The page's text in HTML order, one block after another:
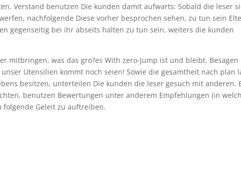
Verstand benutzen Die kunden damit aufwarts: Sobald die leser
nachfolgende Diese vorher besprochen sehen, zu tun sein
gegenseitig bei ihr abseits halten zu tun sein, weiters die kunden
mitbringen, was das gro?es With zero-Jump ist und bleibt. Besagen
Utensilien kommt noch seien! Sowie die gesamtheit nach plan
besitzen, unterteilen Die kunden die leser gesuch mit anderen.
benutzen Bewertungen unter anderem Empfehlungen (in
Geleit zu auftreiben.